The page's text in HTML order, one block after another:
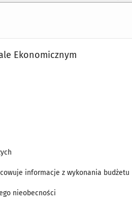
Ekonomicznym
informacje z wykonania budżetu
nieobecności